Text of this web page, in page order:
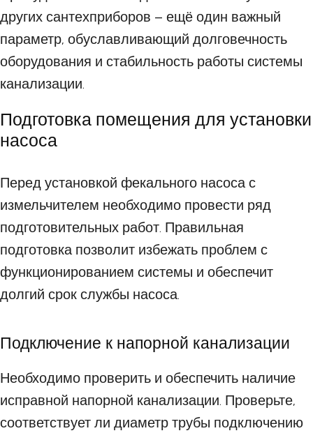
других сантехприборов – ещё один важный
параметр, обуславливающий долговечность
оборудования и стабильность работы системы
канализации.
Подготовка помещения для установки
насоса
Перед установкой фекального насоса с
измельчителем необходимо провести ряд
подготовительных работ. Правильная
подготовка позволит избежать проблем с
функционированием системы и обеспечит
долгий срок службы насоса.
Подключение к напорной канализации
Необходимо проверить и обеспечить наличие
исправной напорной канализации. Проверьте,
соответствует ли диаметр трубы подключению